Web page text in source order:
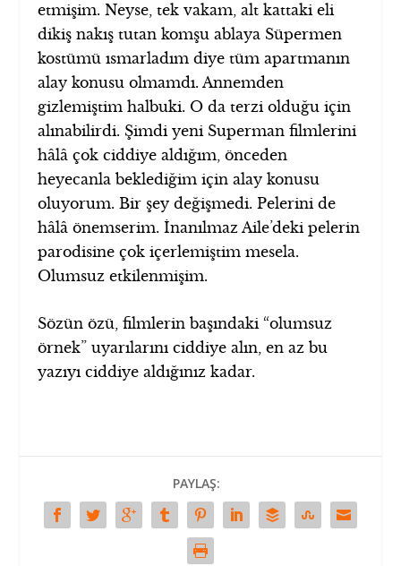
etmişim. Neyse, tek vakam, alt kattaki eli
dikiş nakış tutan komşu ablaya Süpermen
kostümü ısmarladım diye tüm apartmanın
alay konusu olmamdı. Annemden
gizlemiştim halbuki. O da terzi olduğu için
alınabilirdi. Şimdi yeni Superman filmlerini
hâlâ çok ciddiye aldığım, önceden
heyecanla beklediğim için alay konusu
oluyorum. Bir şey değişmedi. Pelerini de
hâlâ önemserim. İnanılmaz Aile’deki pelerin
parodisine çok içerlemiştim mesela.
Olumsuz etkilenmişim.
Sözün özü, filmlerin başındaki “olumsuz
örnek” uyarılarını ciddiye alın, en az bu
yazıyı ciddiye aldığınız kadar.
PAYLAŞ: